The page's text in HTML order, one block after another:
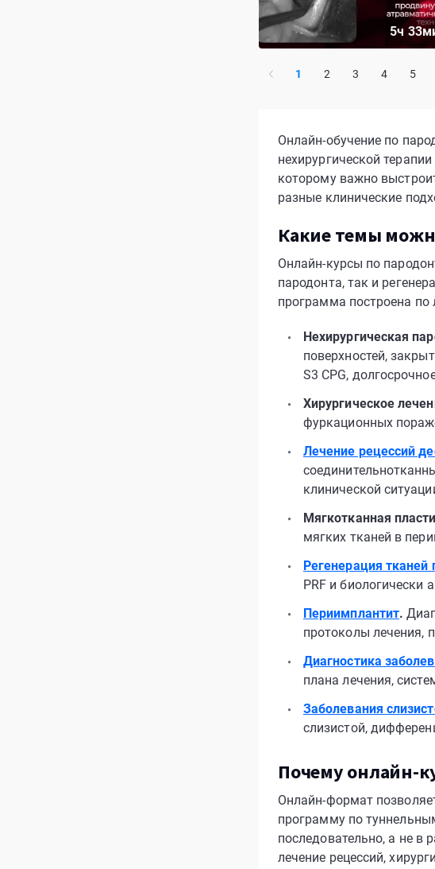
5ч
1 2 3 4 5
Онлайн-обучение по
нехирургической
которому важно
разные клинические
Какие темы
Онлайн-курсы по
пародонта, так и
программа построена по
Нехирургическая
поверхностей,
S3 CPG,
Хирургическое
фуркационных
Лечение рецессий
клинической
Мягкотканная
мягких тканей в
Регенерация тканей
PRF и биологически
Периимплантит.
протоколы лечения,
Диагностика
плана лечения,
Заболевания
слизистой,
Почему онлайн-
Онлайн-формат
программу по
последовательно, а не в
лечение рецессий,